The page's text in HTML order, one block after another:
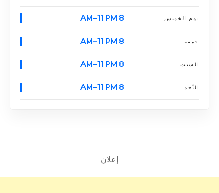
يوم الخميس 8 AM–11 PM
جمعة 8 AM–11 PM
السبت 8 AM–11 PM
الأحد 8 AM–11 PM
إعلان